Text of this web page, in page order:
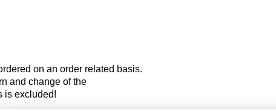
on an order related basis.
and change of the
is excluded!